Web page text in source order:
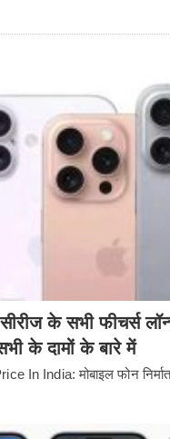
के सभी फीचर्स
के दामों के बारे में
In India: मोबाइल फोन